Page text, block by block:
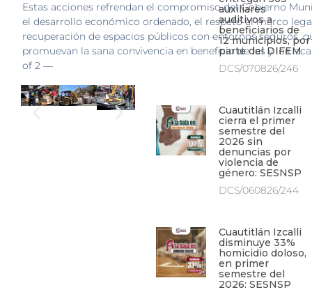
Estas acciones refrendan el compromiso del Gobierno
el desarrollo económico ordenado, el respeto al marco
recuperación de espacios públicos con entornos seguros,
promuevan la sana convivencia en beneficio de las y los
of 2 —
auxiliares
auditivos a
beneficiarios de
12 municipios, por
parte del DIFEM
DCS/070826/246
Cuautitlán Izcalli
cierra el primer
semestre del
2026 sin
denuncias por
violencia de
género: SESNSP
DCS/060826/244
Cuautitlán Izcalli
disminuye 33%
homicidio doloso,
en primer
semestre del
2026: SESNSP